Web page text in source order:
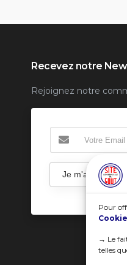
Pour
→ Le
telles
Recevez notre
Rejoignez notre
Je m'abonne